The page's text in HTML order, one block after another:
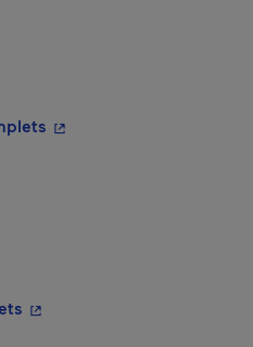
- Cet hyperlien
- Cet hyperlien s'ouvrira